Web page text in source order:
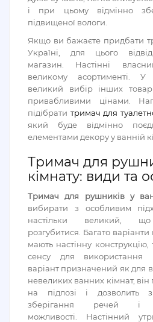
і при цьому відмінно
підвищеної вологи.
Якщо ви бажаєте придбати
Україні, для цього
магазин. Настінні
великому асортименті. У
великий вибір інших
привабливими цінами.
підібрати тримач для
який буде відмінно
елементами декору у ванній
Тримач для
кімнату: види та
Тримач для рушників у
вибирати з особливим
настільки
розгубитися. Багато
мають настінну
сенсу для використання
варіант призначений як для
невеликих ванних кімнат,
на підлозі і дозволить
зберігання речей і
можливості. Настінний